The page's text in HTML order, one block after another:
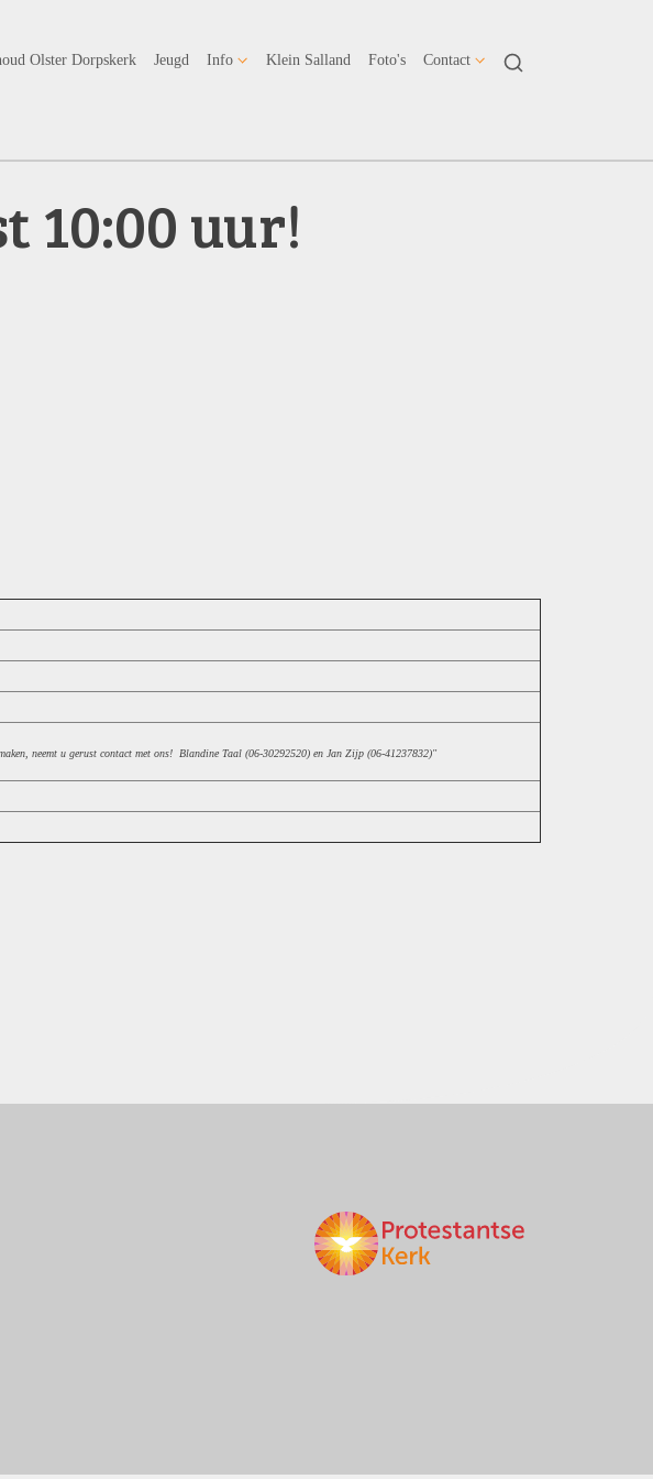
Olster Dorpskerk Jeugd Info Klein Salland Foto's Contact
10:00 uur!
neemt u gerust contact met ons! Blandine Taal (06-30292520) en Jan Zijp (06-41237832)"